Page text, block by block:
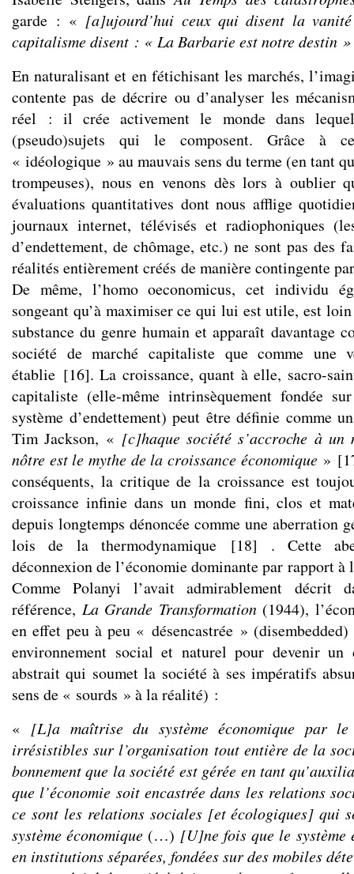
garde : « [a]ujourd’hui ceux qui disent la
capitalisme disent : « La Barbarie est notre destin »
En naturalisant et en fétichisant les marchés,
contente pas de décrire ou d’analyser les
réel : il crée activement le monde dans
(pseudo)sujets qui le composent. Grâce à
« idéologique » au mauvais sens du terme (en tant
trompeuses), nous en venons dès lors à oublier
évaluations quantitatives dont nous afflige
journaux internet, télévisés et radiophoniques
d’endettement, de chômage, etc.) ne sont pas des
réalités entièrement créés de manière contingente
De même, l’homo oeconomicus, cet individu
songeant qu’à maximiser ce qui lui est utile, est
substance du genre humain et apparaît davantage
société de marché capitaliste que comme une
établie [16]. La croissance, quant à elle, sacro-
capitaliste (elle-même intrinsèquement fondée
système d’endettement) peut être définie comme
Tim Jackson, « [c]haque société s’accroche à un
nôtre est le mythe de la croissance économique» [
conséquents, la critique de la croissance est
croissance infinie dans un monde fini, clos et
depuis longtemps dénoncée comme une aberration
lois de la thermodynamique [18] . Cette
déconnexion de l’économie dominante par rapport
Comme Polanyi l’avait admirablement décrit
référence, La Grande Transformation(1944),
en effet peu à peu « désencastrée »
environnement social et naturel pour devenir un
abstrait qui soumet la société à ses impératifs
sens de « sourds » à la réalité) :
« [L]a maîtrise du système économique par
irrésistibles sur l’organisation tout entière de la
bonnement que la société est gérée en tant
que l’économie soit encastrée dans les relations
ce sont les relations sociales [et écologiques] qui
système économique (…) [U]ne fois que le système
en institutions séparées, fondées sur des mobiles